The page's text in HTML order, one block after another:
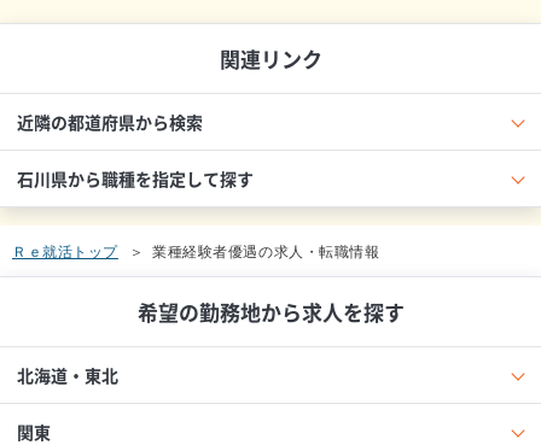
関連リンク
近隣の都道府県から検索
石川県から職種を指定して探す
Ｒｅ就活トップ 業種経験者優遇の求人・転職情報
希望の勤務地から求人を探す
北海道・東北
関東